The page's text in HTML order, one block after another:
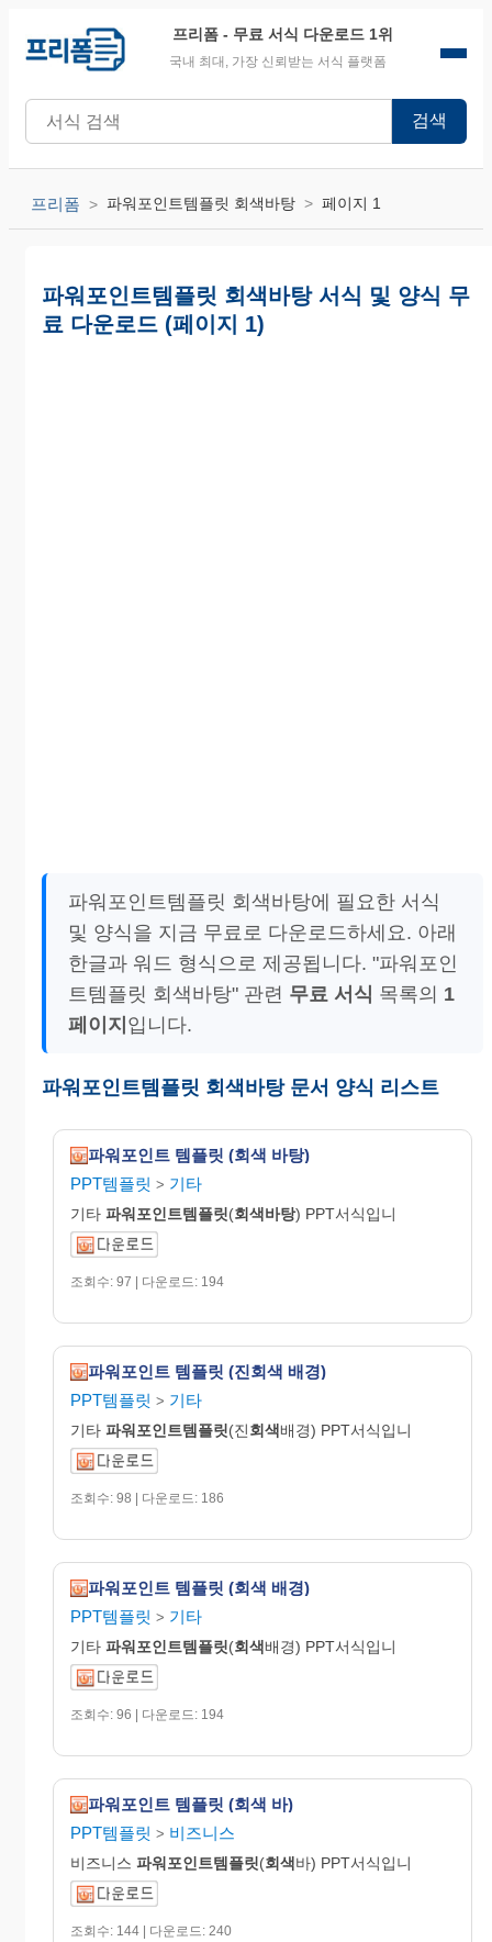
프리폼 - 무료 서식 다운로드 1위
국내 최대, 가장 신뢰받는 서식 플랫폼
검색
프리폼 파워포인트템플릿 회색바탕 페이지 1
파워포인트템플릿 회색바탕 서식 및 양식 무
료 다운로드 (페이지 1)
파워포인트템플릿 회색바탕에 필요한 서식
및 양식을 지금 무료로 다운로드하세요. 아래
한글과 워드 형식으로 제공됩니다. "파워포인
트템플릿 회색바탕" 관련 무료 서식 목록의 1
페이지 입니다.
파워포인트템플릿 회색바탕 문서 양식 리스트
파워포인트 템플릿 (회색 바탕)
PPT템플릿 > 기타
기타 파워포인트템플릿(회색바탕) PPT서식입니
조회수: 97 | 다운로드: 194
파워포인트 템플릿 (진회색 배경)
PPT템플릿 > 기타
기타 파워포인트템플릿(진회색배경) PPT서식입니
조회수: 98 | 다운로드: 186
파워포인트 템플릿 (회색 배경)
PPT템플릿 > 기타
기타 파워포인트템플릿(회색배경) PPT서식입니
조회수: 96 | 다운로드: 194
파워포인트 템플릿 (회색 바)
PPT템플릿 > 비즈니스
비즈니스 파워포인트템플릿(회색바) PPT서식입니
조회수: 144 | 다운로드: 240